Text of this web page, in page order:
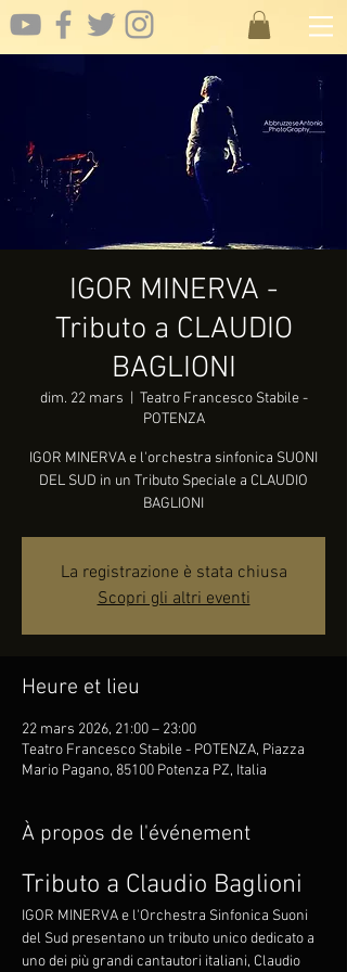
IGOR MINERVA -
Tributo a CLAUDIO
BAGLIONI
dim. 22 mars
Teatro Francesco Stabile -
POTENZA
IGOR MINERVA e l'orchestra sinfonica SUONI
DEL SUD in un Tributo Speciale a CLAUDIO
BAGLIONI
La registrazione è stata chiusa
Scopri gli altri eventi
Heure et lieu
22 mars 2026, 21:00 – 23:00
Teatro Francesco Stabile - POTENZA, Piazza
Mario Pagano, 85100 Potenza PZ, Italia
À propos de l'événement
Tributo a Claudio Baglioni
IGOR MINERVA e l'Orchestra Sinfonica Suoni
del Sud presentano un tributo unico dedicato a
uno dei più grandi cantautori italiani, Claudio